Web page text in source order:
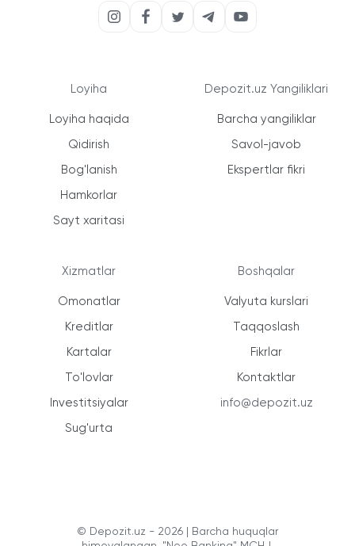
Loyiha
Loyiha haqida
Qidirish
Bog'lanish
Hamkorlar
Sayt xaritasi
Xizmatlar
Omonatlar
Kreditlar
Kartalar
To'lovlar
Investitsiyalar
Sug'urta
Depozit.uz Yangiliklari
Barcha yangiliklar
Savol-javob
Ekspertlar fikri
Boshqalar
Valyuta kurslari
Taqqoslash
Fikrlar
Kontaktlar
info@depozit.uz
© Depozit.uz - 2026 | Barcha huquqlar